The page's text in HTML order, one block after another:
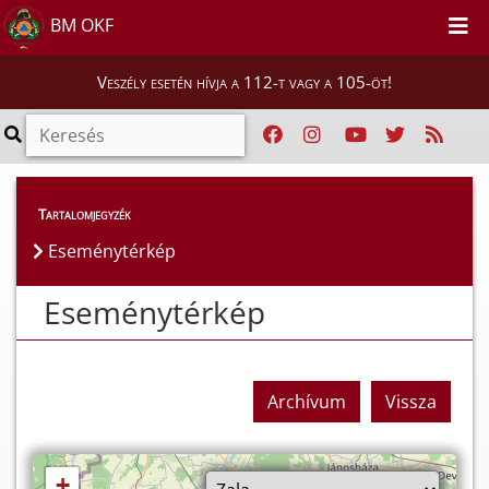
BM OKF
Veszély esetén hívja a 112-t vagy a 105-öt!
Eseménytérkép
Tartalomjegyzék
Eseménytérkép
Eseménytérkép
Vissza
Archívum